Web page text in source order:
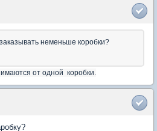
неменьше коробки?
от одной коробки.